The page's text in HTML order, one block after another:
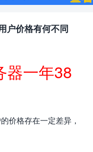
户价格有何不同
器一年38
价格存在一定差异，